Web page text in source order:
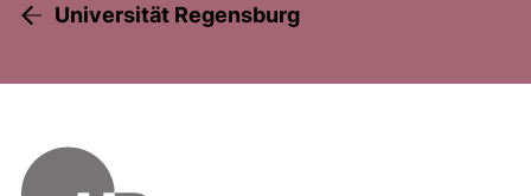
Universität Regensburg